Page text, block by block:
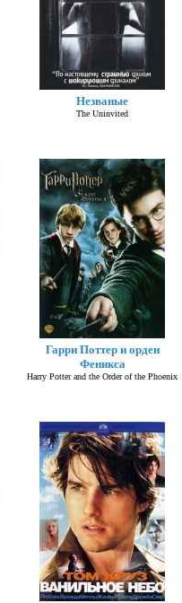
Незваные
The Uninvited
Гарри Поттер и орден
Феникса
Harry Potter and the Order of the Phoenix